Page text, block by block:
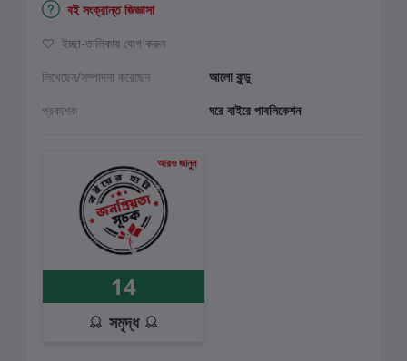
বই সংক্রান্ত জিজ্ঞাসা
ইচ্ছা-তালিকায় যোগ করুন
লিখেছেন/সম্পাদনা করেছেন
আলো কুন্ডু
প্রকাশক
ঘরে বাইরে পাবলিকেশন
আরও জানুন
14
সমৃদ্ধ